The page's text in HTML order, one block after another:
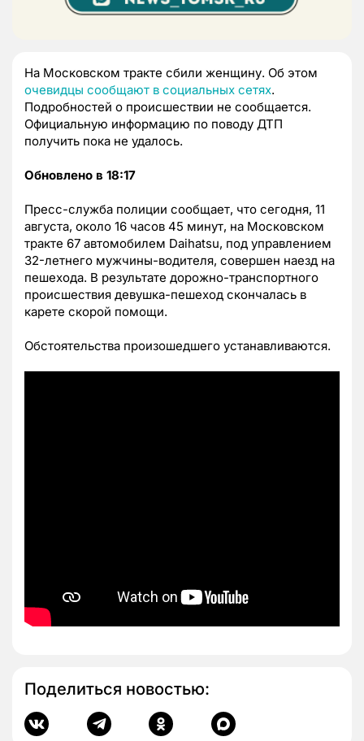
На Московском тракте сбили женщину. Об этом
очевидцы сообщают в социальных сетях.
Подробностей о происшествии не сообщается.
Официальную информацию по поводу ДТП
получить пока не удалось.
Обновлено в 18:17
Пресс-служба полиции сообщает, что сегодня, 11
августа, около 16 часов 45 минут, на Московском
тракте 67 автомобилем Daihatsu, под управлением
32-летнего мужчины-водителя, совершен наезд на
пешехода. В результате дорожно-транспортного
происшествия девушка-пешеход скончалась в
карете скорой помощи.
Обстоятельства произошедшего устанавливаются.
Поделиться новостью: